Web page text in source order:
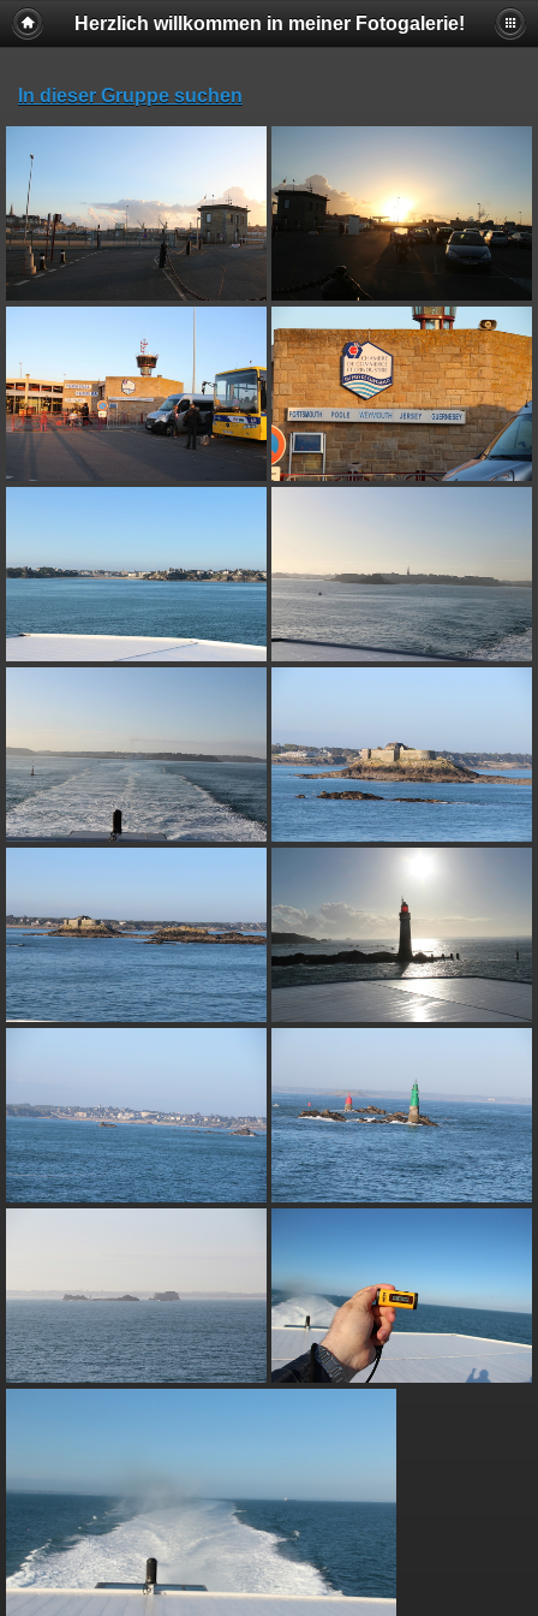
Herzlich willkommen in meiner Fotogalerie!
In dieser Gruppe suchen